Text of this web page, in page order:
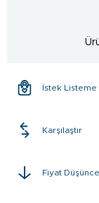
İstek Listeme
Karşılaştır
Fiyat